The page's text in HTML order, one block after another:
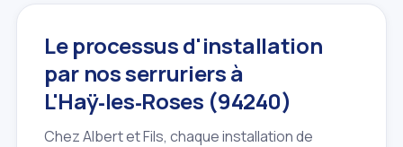
Le processus d'installation
par nos serruriers à
L'Haÿ‑les‑Roses (94240)
Chez Albert et Fils, chaque installation de